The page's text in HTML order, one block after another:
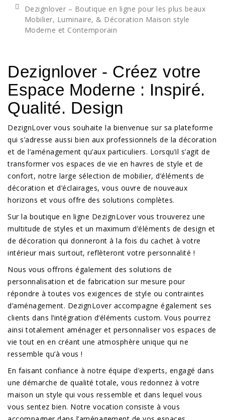
Dezignlover – Boutique en ligne pour les plus beaux
Mobilier, Luminaire, & Décoration Maison style
Moderne et Contemporain
Dezignlover - Créez votre
Espace Moderne : Inspiré.
Qualité. Design
DezignLover vous souhaite la bienvenue sur sa plateforme
qui s’adresse aussi bien aux professionnels de la décoration
et de l’aménagement qu’aux particuliers. Lorsqu’il s’agit de
transformer vos espaces de vie en havres de style et de
confort, notre large sélection de mobilier, d’éléments de
décoration et d’éclairages, vous ouvre de nouveaux
horizons et vous offre des solutions complètes.
Sur la boutique en ligne DezignLover vous trouverez une
multitude de styles et un maximum d’éléments de design et
de décoration qui donneront à la fois du cachet à votre
intérieur mais surtout, reflèteront votre personnalité !
Nous vous offrons également des solutions de
personnalisation et de fabrication sur mesure pour
répondre à toutes vos exigences de style ou contraintes
d’aménagement. DezignLover accompagne également ses
clients dans l’intégration d’éléments custom. Vous pourrez
ainsi totalement aménager et personnaliser vos espaces de
vie tout en en créant une atmosphère unique qui ne
ressemble qu’à vous !
En faisant confiance à notre équipe d’experts, engagé dans
une démarche de qualité totale, vous redonnez à votre
maison un style qui vous ressemble et dans lequel vous
vous sentez bien. Notre vocation consiste à vous